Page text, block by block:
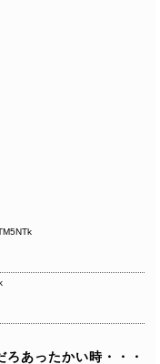
あったかい時・・・